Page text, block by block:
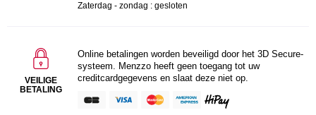
Zaterdag - zondag : gesloten
VEILIGE
BETALING
Online betalingen worden beveiligd door het 3D Secure-
systeem. Menzzo heeft geen toegang tot uw
creditcardgegevens en slaat deze niet op.